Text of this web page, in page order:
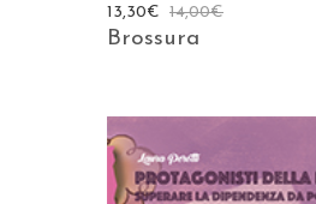
14,00€
13,30€
Brossura